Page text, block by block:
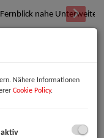
auf einem sonnigen
traumhaftem
Nähere Informationen
Cookie Policy.